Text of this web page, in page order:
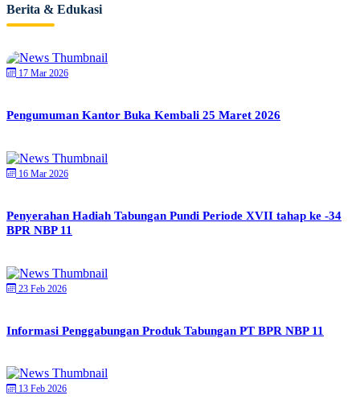
Berita & Edukasi
17 Mar 2026
Pengumuman Kantor Buka Kembali 25 Maret 2026
16 Mar 2026
Penyerahan Hadiah Tabungan Pundi Periode XVII tahap ke -34
BPR NBP 11
23 Feb 2026
Informasi Penggabungan Produk Tabungan PT BPR NBP 11
13 Feb 2026